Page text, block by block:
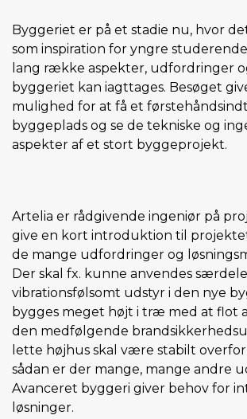
Byggeriet er på et stadie nu, hvor
som inspiration for yngre
lang række aspekter, udfordringer
byggeriet kan iagttages. Besøget
mulighed for at få et
byggeplads og se de tekniske og
aspekter af et stort byggeprojekt.
Artelia er rådgivende ingeniør på
give en kort introduktion til
de mange udfordringer og
Der skal fx. kunne anvendes
vibrationsfølsomt udstyr i den nye
bygges meget højt i træ med at flot
den medfølgende
lette højhus skal være stabilt
sådan er der mange, mange andre
Avanceret byggeri giver behov for
løsninger.